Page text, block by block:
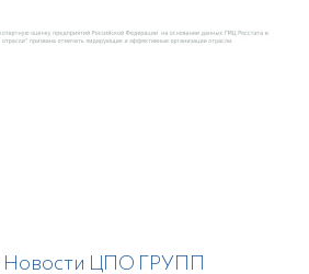
Новости ЦПО ГРУПП